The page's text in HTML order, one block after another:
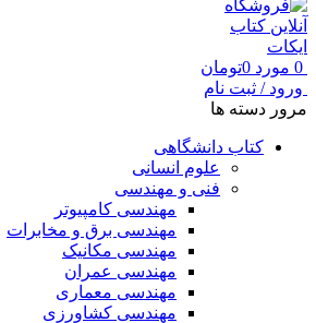
0 مورد 0تومان
ورود / ثبت نام
مرور دسته ها
کتاب دانشگاهی
علوم انسانی
فنی و مهندسی
مهندسی کامپیوتر
مهندسی برق و مخابرات
مهندسی مکانیک
مهندسی عمران
مهندسی معماری
مهندسی کشاورزی